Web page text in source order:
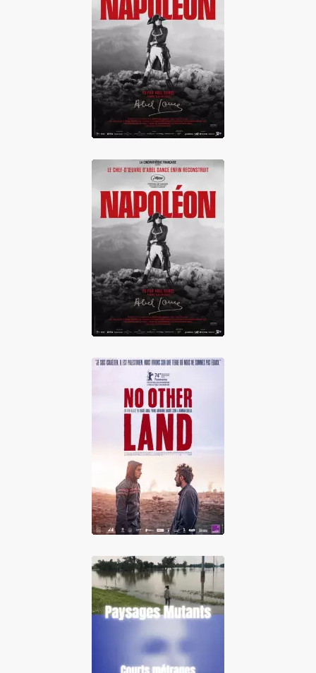
Napoléon vu par
Abel Gance partie
1
Napoléon vu par
Abel Gance partie
2
No Other Land
Paysages Mutants
Beaussart, Elsa
Brès, Anaïs Tohé-